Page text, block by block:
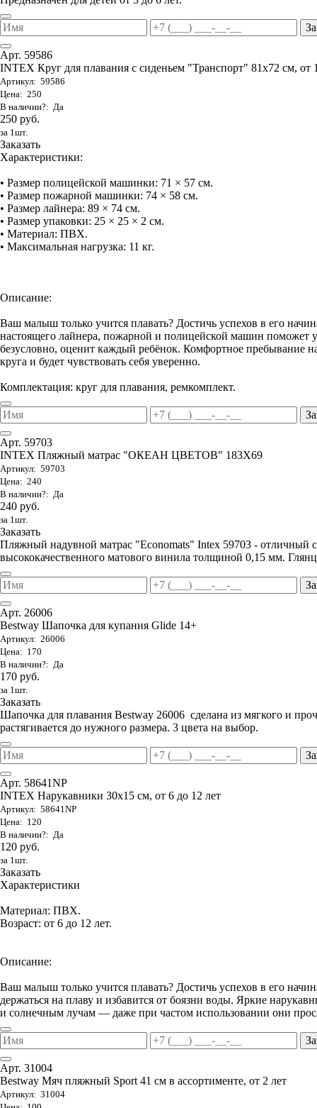
Арт. 59586
INTEX Круг для плавания с сиденьем "Транспорт" 81х72 см,
Артикул: 59586
Цена: 250
В наличии?: Да
250 руб.
за 1шт.
Заказать
Характеристики:
• Размер полицейской машинки: 71 × 57 см.
• Размер пожарной машинки: 74 × 58 см.
• Размер лайнера: 89 × 74 см.
• Размер упаковки: 25 × 25 × 2 см.
• Материал: ПВХ.
• Максимальная нагрузка: 11 кг.
Описание:
Ваш малыш только учится плавать? Достичь успехов в его
настоящего лайнера, пожарной и полицейской машин поможет
безусловно, оценит каждый ребёнок. Комфортное пребывание
круга и будет чувствовать себя уверенно.
Комплектация: круг для плавания, ремкомплект.
Арт. 59703
INTEX Пляжный матрас "ОКЕАН ЦВЕТОВ" 183Х69
Артикул: 59703
Цена: 240
В наличии?: Да
240 руб.
за 1шт.
Заказать
Пляжный надувной матрас "Economats" Intex 59703 - отличный
высококачественного матового винила толщиной 0,15 мм.
Арт. 26006
Bestway Шапочка для купания Glide 14+
Артикул: 26006
Цена: 170
В наличии?: Да
170 руб.
за 1шт.
Заказать
Шапочка для плавания Bestway 26006 сделана из мягкого и
растягивается до нужного размера. 3 цвета на выбор.
Арт. 58641NP
INTEX Нарукавники 30х15 см, от 6 до 12 лет
Артикул: 58641NP
Цена: 120
В наличии?: Да
120 руб.
за 1шт.
Заказать
Характеристики
Материал: ПВХ.
Возраст: от 6 до 12 лет.
Описание:
Ваш малыш только учится плавать? Достичь успехов в его
держаться на плаву и избавится от боязни воды. Яркие
и солнечным лучам — даже при частом использовании они
Арт. 31004
Bestway Мяч пляжный Sport 41 см в ассортименте, от 2 лет
Артикул: 31004